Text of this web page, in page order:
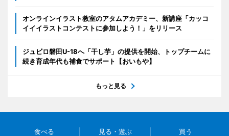
オンラインイラスト教室のアタムアカデミー、新講座「カッコ
イイイラストコンテストに参加しよう！」をリリース
ジュビロ磐田U-18へ「干し芋」の提供を開始、トップチームに
続き育成年代も補食でサポート【おいもや】
もっと見る
食べる 見る・遊ぶ 買う